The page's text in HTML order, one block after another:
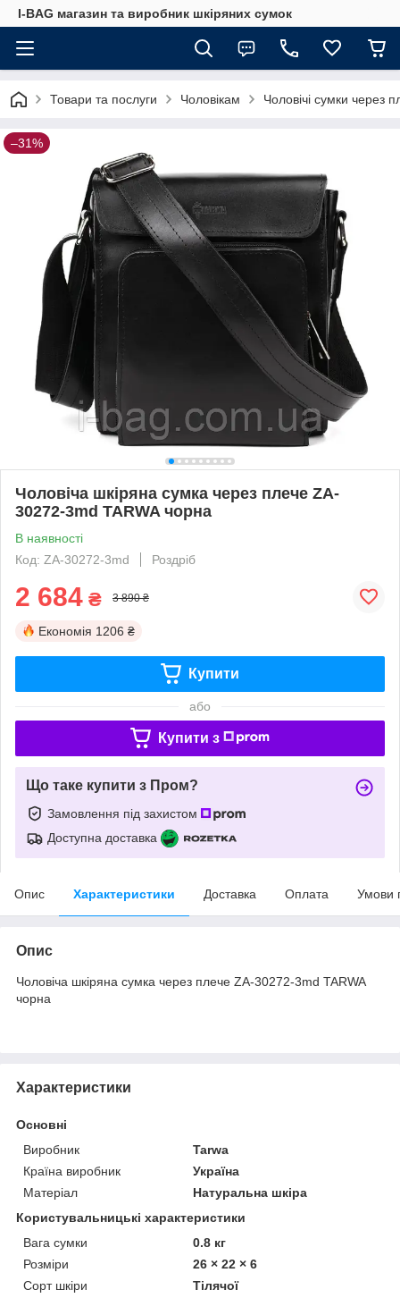
I-BAG магазин та виробник шкіряних сумок
Товари та послуги Чоловікам Чоловічі сумки через
–31%
Чоловіча шкіряна сумка через плече ZA-
30272-3md TARWA чорна
В наявності
Код: ZA-30272-3md
Роздріб
2 684 ₴ 3 890 ₴
Економія 1206 ₴
Купити
або
Купити з
Що таке купити з Пром?
Замовлення під захистом
Доступна доставка
Опис Характеристики Доставка Оплата Умови
Опис
Чоловіча шкіряна сумка через плече ZA-30272-3md TARWA
чорна
Характеристики
Основні
Виробник
Tarwa
Країна виробник
Україна
Матеріал
Натуральна шкіра
Користувальницькі характеристики
Вага сумки
0.8 кг
Розміри
26 × 22 × 6
Сорт шкіри
Тілячої